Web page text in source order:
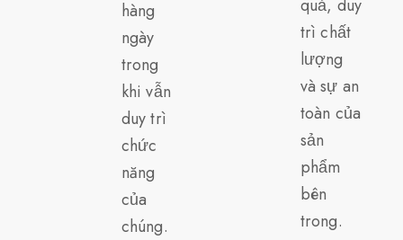
hàng
ngày
trong
khi vẫn
duy trì
chức
năng
của
chúng.
quả, duy
trì chất
lượng
và sự an
toàn của
sản
phẩm
bên
trong.